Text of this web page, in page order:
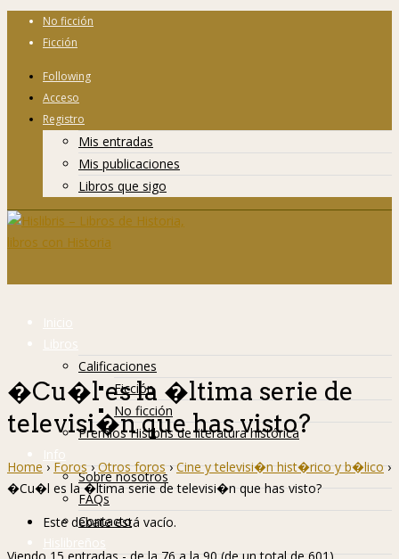
No ficción
Ficción
Following
Acceso
Registro
Mis entradas
Mis publicaciones
Libros que sigo
Inicio
Libros
Calificaciones
Ficción
No ficción
Premios Hislibris de literatura histórica
Info
Sobre nosotros
FAQs
Contacto
Hislibreños
�Cu�l es la �ltima serie de
televisi�n que has visto?
Home › Foros › Otros foros › Cine y televisi�n hist�rico y b�lico ›
�Cu�l es la �ltima serie de televisi�n que has visto?
Este debate está vacío.
Viendo 15 entradas - de la 76 a la 90 (de un total de 601)